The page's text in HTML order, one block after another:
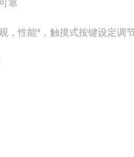
靠
，性能*，触摸式按键设定调